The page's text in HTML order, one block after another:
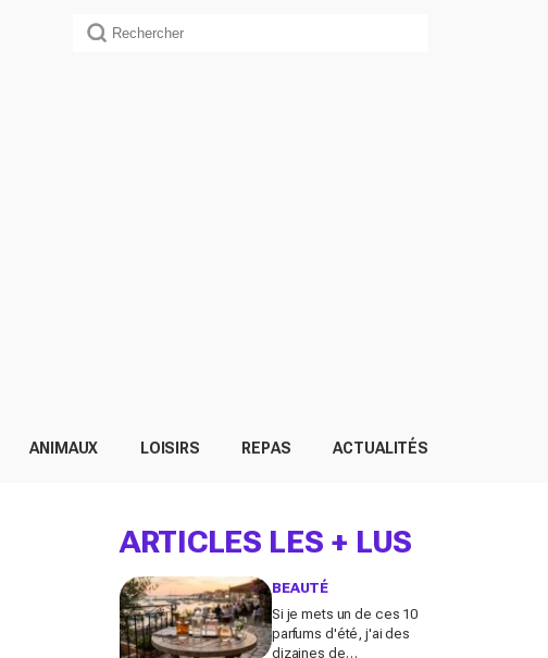
ANIMAUX LOISIRS REPAS ACTUALITÉS
ARTICLES LES + LUS
BEAUTÉ
Si je mets un de ces 10
parfums d'été, j'ai des
dizaines de